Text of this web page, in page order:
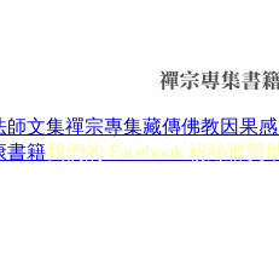
師文集禪宗專集藏傳佛教因果
書籍我們的 Facebook 粉絲群贊